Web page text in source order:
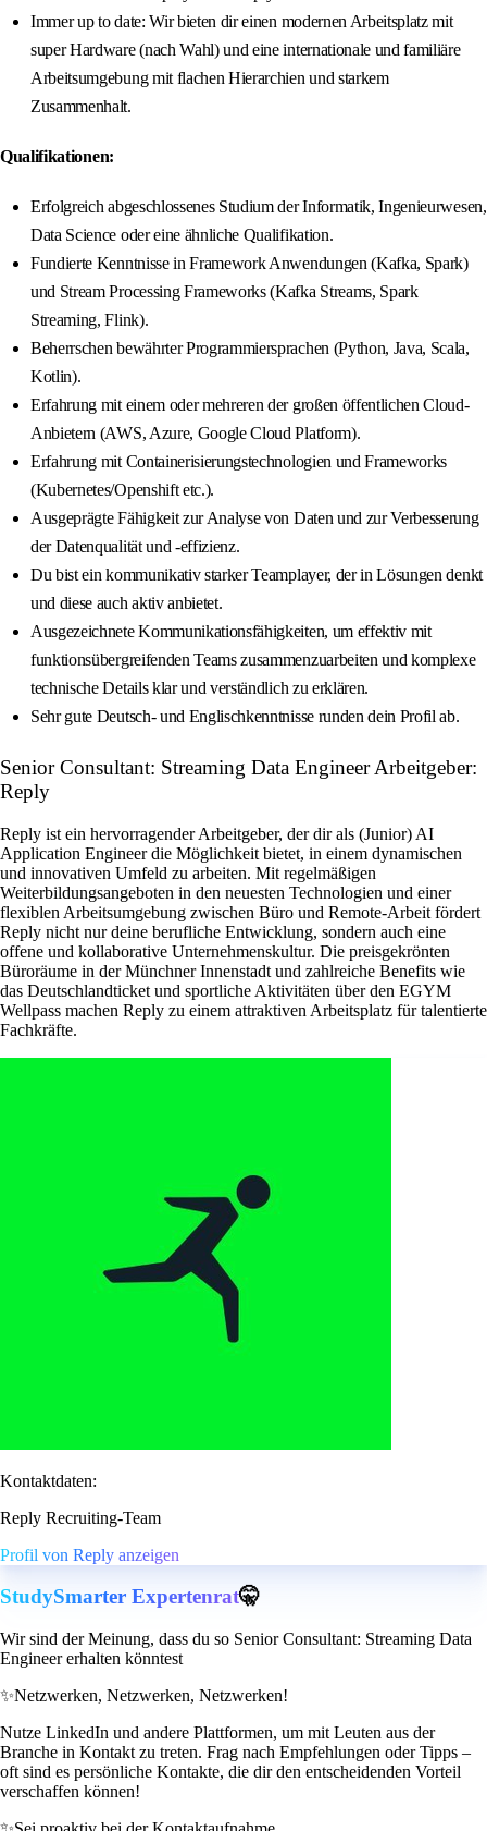
Immer up to date: Wir bieten dir einen modernen Arbeitsplatz mit
super Hardware (nach Wahl) und eine internationale und familiäre
Arbeitsumgebung mit flachen Hierarchien und starkem
Zusammenhalt.
Qualifikationen:
Erfolgreich abgeschlossenes Studium der Informatik, Ingenieurwesen,
Data Science oder eine ähnliche Qualifikation.
Fundierte Kenntnisse in Framework Anwendungen (Kafka, Spark)
und Stream Processing Frameworks (Kafka Streams, Spark
Streaming, Flink).
Beherrschen bewährter Programmiersprachen (Python, Java, Scala,
Kotlin).
Erfahrung mit einem oder mehreren der großen öffentlichen Cloud-
Anbietern (AWS, Azure, Google Cloud Platform).
Erfahrung mit Containerisierungstechnologien und Frameworks
(Kubernetes/Openshift etc.).
Ausgeprägte Fähigkeit zur Analyse von Daten und zur Verbesserung
der Datenqualität und -effizienz.
Du bist ein kommunikativ starker Teamplayer, der in Lösungen denkt
und diese auch aktiv anbietet.
Ausgezeichnete Kommunikationsfähigkeiten, um effektiv mit
funktionsübergreifenden Teams zusammenzuarbeiten und komplexe
technische Details klar und verständlich zu erklären.
Sehr gute Deutsch- und Englischkenntnisse runden dein Profil ab.
Senior Consultant: Streaming Data Engineer Arbeitgeber:
Reply
Reply ist ein hervorragender Arbeitgeber, der dir als (Junior) AI
Application Engineer die Möglichkeit bietet, in einem dynamischen
und innovativen Umfeld zu arbeiten. Mit regelmäßigen
Weiterbildungsangeboten in den neuesten Technologien und einer
flexiblen Arbeitsumgebung zwischen Büro und Remote-Arbeit fördert
Reply nicht nur deine berufliche Entwicklung, sondern auch eine
offene und kollaborative Unternehmenskultur. Die preisgekrönten
Büroräume in der Münchner Innenstadt und zahlreiche Benefits wie
das Deutschlandticket und sportliche Aktivitäten über den EGYM
Wellpass machen Reply zu einem attraktiven Arbeitsplatz für talentierte
Fachkräfte.
Kontaktdaten:
Reply Recruiting-Team
Profil von Reply anzeigen
StudySmarter Expertenrat🤫
Wir sind der Meinung, dass du so Senior Consultant: Streaming Data
Engineer erhalten könntest
✨Netzwerken, Netzwerken, Netzwerken!
Nutze LinkedIn und andere Plattformen, um mit Leuten aus der
Branche in Kontakt zu treten. Frag nach Empfehlungen oder Tipps –
oft sind es persönliche Kontakte, die dir den entscheidenden Vorteil
verschaffen können!